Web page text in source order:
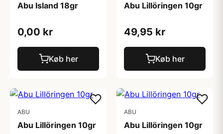
Abu Island 18gr
0,00 kr
Køb her
Abu Lillöringen 10gr
49,95 kr
Køb her
ABU
Abu Lillöringen 10gr
ABU
Abu Lillöringen 10gr